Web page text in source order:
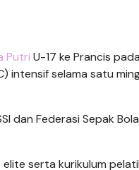
Putri U-17 ke Prancis pada
intensif selama satu
dan Federasi Sepak Bola
serta kurikulum